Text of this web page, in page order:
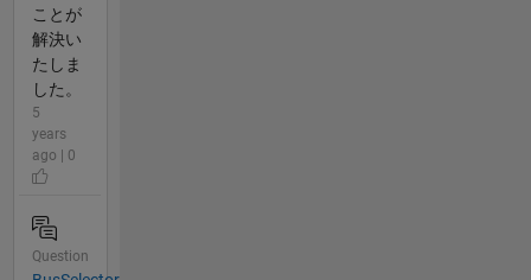
ことが
解決い
たしま
した。
5
years
ago | 0
Question